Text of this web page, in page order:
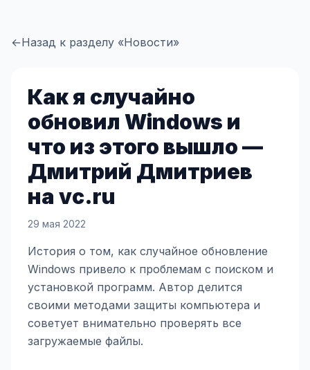
←Назад к разделу «Новости»
Как я случайно
обновил Windows и
что из этого вышло —
Дмитрий Дмитриев
на vc.ru
29 мая 2022
История о том, как случайное обновление
Windows привело к проблемам с поиском и
установкой программ. Автор делится
своими методами защиты компьютера и
советует внимательно проверять все
загружаемые файлы.